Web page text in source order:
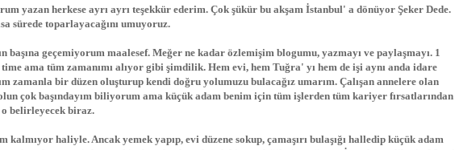
yazan herkese ayrı ayrı teşekkür ederim. Çok şükür bu akşam İstanbul' a dönüyor Şeker Dede.
sürede toparlayacağını umuyoruz.
başına geçemiyorum maalesef. Meğer ne kadar özlemişim blogumu, yazmayı ve paylaşmayı. 1
ama tüm zamanımı alıyor gibi şimdilik. Hem evi, hem Tuğra' yı hem de işi aynı anda idare
zamanla bir düzen oluşturup kendi doğru yolumuzu bulacağız umarım. Çalışan annelere olan
çok başındayım biliyorum ama küçük adam benim için tüm işlerden tüm kariyer fırsatlarından
belirleyecek biraz.
haliyle. Ancak yemek yapıp, evi düzene sokup, çamaşırı bulaşığı halledip küçük adam